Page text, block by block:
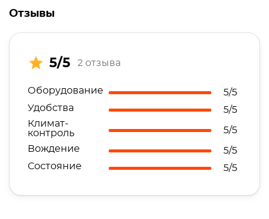
Отзывы
5/5 2 отзыва
Оборудование
5/5
Удобства
5/5
Климат-
контроль
5/5
Вождение
5/5
Состояние
5/5